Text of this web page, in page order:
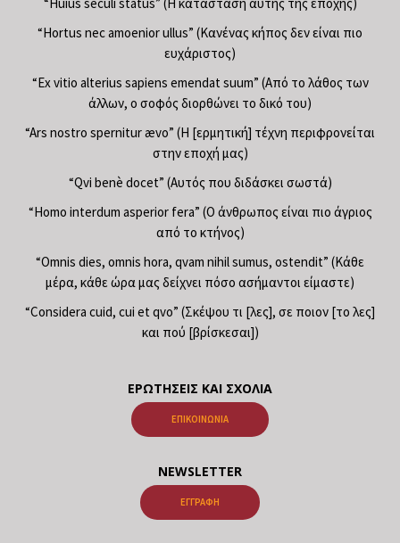
“Hortus nec amoenior ullus” (Κανένας κήπος δεν είναι πιο
ευχάριστος)
“Ex vitio alterius sapiens emendat suum” (Από το λάθος των
άλλων, ο σοφός διορθώνει το δικό του)
“Ars nostro spernitur ævo” (Η [ερμητική] τέχνη περιφρονείται
στην εποχή μας)
“Qvi benè docet” (Αυτός που διδάσκει σωστά)
“Homo interdum asperior fera” (Ο άνθρωπος είναι πιο άγριος
από το κτήνος)
“Omnis dies, omnis hora, qvam nihil sumus, ostendit” (Κάθε
μέρα, κάθε ώρα μας δείχνει πόσο ασήμαντοι είμαστε)
“Considera cuid, cui et qvo” (Σκέψου τι [λες], σε ποιον [το λες]
και πού [βρίσκεσαι])
ΕΡΩΤΉΣΕΙΣ ΚΑΙ ΣΧΌΛΙΑ
ΕΠΙΚΟΙΝΩΝΊΑ
NEWSLETTER
ΕΓΓΡΑΦΉ